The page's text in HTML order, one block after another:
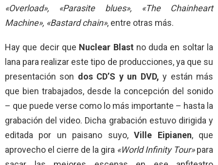
«Overload», «Parasite blues», «The Chainheart
Machine», «Bastard chain», entre otras más.
Hay que decir que Nuclear Blast no duda en soltar la
lana para realizar este tipo de producciones, ya que su
presentación son dos CD’S y un DVD, y están más
que bien trabajados, desde la concepción del sonido
– que puede verse como lo más importante – hasta la
grabación del video. Dicha grabación estuvo dirigida y
editada por un paisano suyo,Ville Eipianen, que
aprovecho el cierre de la gira «World Infinity Tour»para